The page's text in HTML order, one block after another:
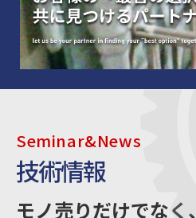
Seminar&News
技術情報
モノ売りだけでなく、